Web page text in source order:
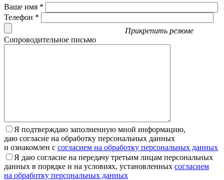
Ваше имя *
Телефон *
Прикрепить резюме
Сопроводительное письмо
Я подтверждаю заполненную мной информацию,
даю согласие на обработку персональных данных
и ознакомлен с согласием на обработку персональных данных
Я даю согласие на передачу третьим лицам персональных
данных в порядке и на условиях, установленных согласием
на обработку персональных данных